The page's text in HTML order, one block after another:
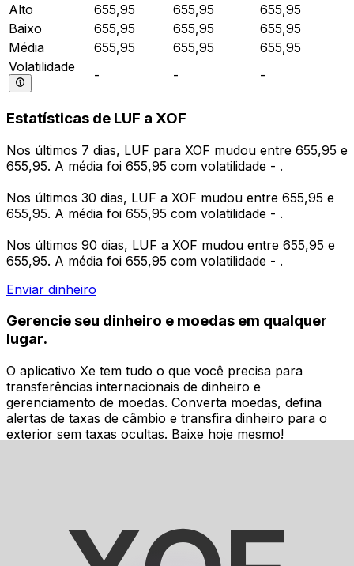
Alto
655,95 655,95
655,95
Baixo
655,95 655,95
655,95
Média
655,95 655,95
655,95
Volatilidade
- - -
Estatísticas de LUF a XOF
Nos últimos 7 dias, LUF para XOF mudou entre 655,95 e
655,95. A média foi 655,95 com volatilidade - .
Nos últimos 30 dias, LUF a XOF mudou entre 655,95 e
655,95. A média foi 655,95 com volatilidade - .
Nos últimos 90 dias, LUF a XOF mudou entre 655,95 e
655,95. A média foi 655,95 com volatilidade - .
Enviar dinheiro
Gerencie seu dinheiro e moedas em qualquer
lugar.
O aplicativo Xe tem tudo o que você precisa para
transferências internacionais de dinheiro e
gerenciamento de moedas. Converta moedas, defina
alertas de taxas de câmbio e transfira dinheiro para o
exterior sem taxas ocultas. Baixe hoje mesmo!